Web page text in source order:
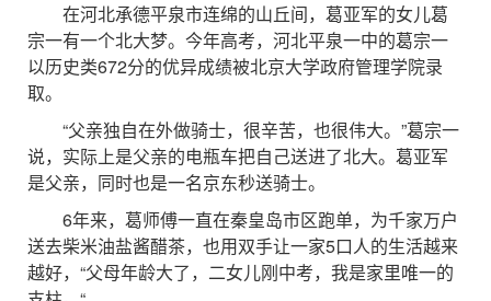
在河北承德平泉市连绵的山丘间，葛亚军的女儿葛
宗一有一个北大梦。今年高考，河北平泉一中的葛宗一
以历史类672分的优异成绩被北京大学政府管理学院录
取。
“父亲独自在外做骑士，很辛苦，也很伟大。”葛宗一
说，实际上是父亲的电瓶车把自己送进了北大。葛亚军
是父亲，同时也是一名京东秒送骑士。
6年来，葛师傅一直在秦皇岛市区跑单，为千家万户
送去柴米油盐酱醋茶，也用双手让一家5口人的生活越来
越好，“父母年龄大了，二女儿刚中考，我是家里唯一的